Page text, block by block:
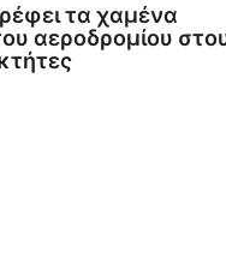
τα χαμένα
αεροδρομίου